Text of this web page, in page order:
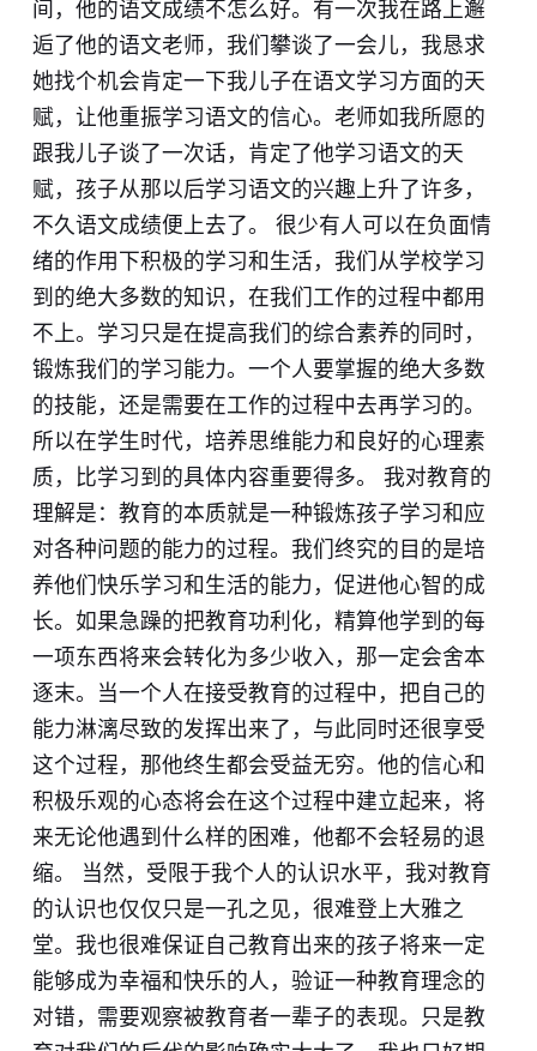
间，他的语文成绩不怎么好。有一次我在路上邂
逅了他的语文老师，我们攀谈了一会儿，我恳求
她找个机会肯定一下我儿子在语文学习方面的天
赋，让他重振学习语文的信心。老师如我所愿的
跟我儿子谈了一次话，肯定了他学习语文的天
赋，孩子从那以后学习语文的兴趣上升了许多，
不久语文成绩便上去了。 很少有人可以在负面情
绪的作用下积极的学习和生活，我们从学校学习
到的绝大多数的知识，在我们工作的过程中都用
不上。学习只是在提高我们的综合素养的同时，
锻炼我们的学习能力。一个人要掌握的绝大多数
的技能，还是需要在工作的过程中去再学习的。
所以在学生时代，培养思维能力和良好的心理素
质，比学习到的具体内容重要得多。 我对教育的
理解是：教育的本质就是一种锻炼孩子学习和应
对各种问题的能力的过程。我们终究的目的是培
养他们快乐学习和生活的能力，促进他心智的成
长。如果急躁的把教育功利化，精算他学到的每
一项东西将来会转化为多少收入，那一定会舍本
逐末。当一个人在接受教育的过程中，把自己的
能力淋漓尽致的发挥出来了，与此同时还很享受
这个过程，那他终生都会受益无穷。他的信心和
积极乐观的心态将会在这个过程中建立起来，将
来无论他遇到什么样的困难，他都不会轻易的退
缩。 当然，受限于我个人的认识水平，我对教育
的认识也仅仅只是一孔之见，很难登上大雅之
堂。我也很难保证自己教育出来的孩子将来一定
能够成为幸福和快乐的人，验证一种教育理念的
对错，需要观察被教育者一辈子的表现。只是教